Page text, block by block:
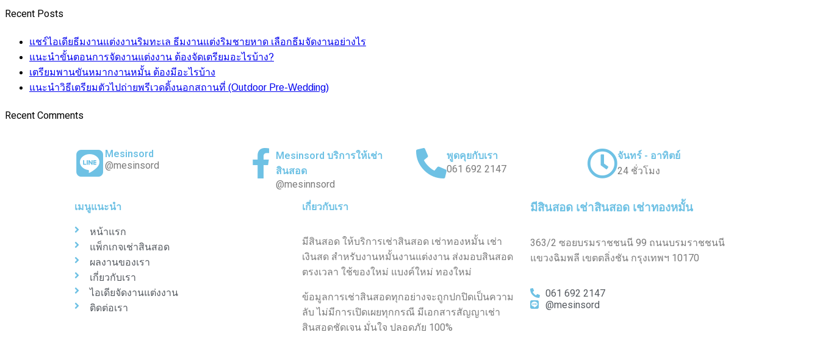
Recent Posts
แชร์ไอเดียธีมงานแต่งงานริมทะเล ธีมงานแต่งริมชายหาด เลือกธีมจัดงานอย่างไร
แนะนำขั้นตอนการจัดงานแต่งงาน ต้องจัดเตรียมอะไรบ้าง?
เตรียมพานขันหมากงานหมั้น ต้องมีอะไรบ้าง
แนะนำวิธีเตรียมตัวไปถ่ายพรีเวดดิ้งนอกสถานที่ (Outdoor Pre-Wedding)
Recent Comments
Mesinsord
@mesinsord
Mesinsord บริการให้เช่า
สินสอด
@mesinnsord
พูดคุยกับเรา
061 692 2147
จันทร์ - อาทิตย์
24 ชั่วโมง
เมนูแนะนำ
หน้าแรก
แพ็กเกจเช่าสินสอด
ผลงานของเรา
เกี่ยวกับเรา
ไอเดียจัดงานแต่งงาน
ติดต่อเรา
เกี่ยวกับเรา
มีสินสอด ให้บริการเช่าสินสอด เช่าทองหมั้น เช่า
เงินสด สำหรับงานหมั้นงานแต่งงาน ส่งมอบสินสอด
ตรงเวลา ใช้ของใหม่ แบงค์ใหม่ ทองใหม่
ข้อมูลการเช่าสินสอดทุกอย่างจะถูกปกปิดเป็นความ
ลับ ไม่มีการเปิดเผยทุกกรณี มีเอกสารสัญญาเช่า
สินสอดชัดเจน มั่นใจ ปลอดภัย 100%
มีสินสอด เช่าสินสอด เช่าทองหมั้น
363/2 ซอยบรมราชชนนี 99 ถนนบรมราชชนนี
แขวงฉิมพลี เขตตลิ่งชัน กรุงเทพฯ 10170
061 692 2147
@mesinsord